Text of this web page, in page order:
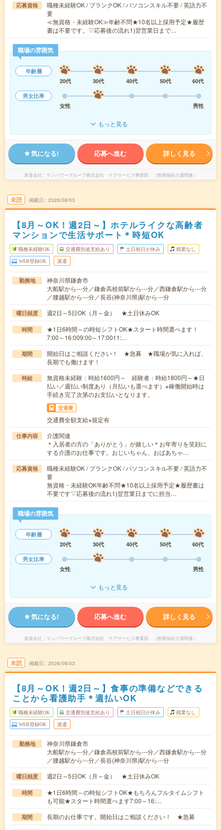
応募資格
職種未経験OK / ブランクOK / パソコンスキル不要 / 英語力不
要
≪無資格・未経験OK≫年齢不問★10名以上採用予定★履歴
書は不要です。▽応募後の流れ1)翌営業日まで…
職場の雰囲気
年齢層
20代
30代 40代 50代
60代
男女比率
女性
男性
もっと見る
気になる! 応募へ進む 詳しく見る
派遣会社 マンパワーグループ株式会社 ケアサービス事業部 （医療福祉介護関連）
未読 掲載日 2026/08/03
【8月～OK！週2日～】ホテルライクな高齢者
マンションで生活サポート＊時短OK
職種未経験OK 交通費別途支給あり 土日祝日が休み 残業なし
WEB登録OK 派遣
勤務地
神奈川県鎌倉市
大船駅から---分／鎌倉高校前駅から---分／西鎌倉駅から---分
／腰越駅から---分／長谷(神奈川県)駅から---分
曜日頻度 週2日～5日OK（月～金） ★土日休みOK
時間
★1日6時間～の時短シフトOK★スタート時間選べます！
7:00～16:009:00～17:0011:…
期間
開始日はご相談ください！ ★急募 ★職場が気に入れば、
長期でも働けます！
時給
無資格未経験：時給1600円～ 経験者：時給1800円～★日
払い／週払い制度あり（月払いも選べます）※稼働開始時は
手続き完了次第のお支払いとなります。
交通費
交通費全額支給※規定有
仕事内容
介護関連
＊入居者の方の「ありがとう」が嬉しい＊お年寄りを笑顔に
する介護のお仕事です。おじいちゃん、おばあちゃ…
応募資格
職種未経験OK / ブランクOK / パソコンスキル不要 / 英語力不
要
無資格・未経験OK年齢不問★10名以上採用予定★履歴書は
不要です▽応募後の流れ1)翌営業日までに担当…
職場の雰囲気
年齢層
20代
30代 40代 50代
60代
男女比率
女性
男性
もっと見る
気になる! 応募へ進む 詳しく見る
派遣会社 マンパワーグループ株式会社 ケアサービス事業部 （医療福祉介護関連）
未読 掲載日 2026/08/03
【8月～OK！週2日～】食事の準備などできる
ことから看護助手＊週払いOK
職種未経験OK 交通費別途支給あり 土日祝日が休み 残業なし
WEB登録OK 派遣
勤務地
神奈川県鎌倉市
大船駅から---分／鎌倉高校前駅から---分／西鎌倉駅から---分
／腰越駅から---分／長谷(神奈川県)駅から---分
曜日頻度 週2日～5日OK（月～金） ★土日休みOK
時間
★1日6時間～の時短シフトOK★もちろんフルタイムシフト
も可能★スタート時間選べます7:00～16:…
期間 長期のお仕事です。開始日はご相談ください！ ★急募